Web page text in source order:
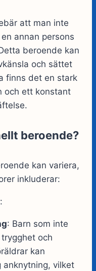
att man inte
annan persons
beroende kan
och sättet
finns det en stark
och ett konstant
beroende?
kan variera,
inkluderar:
:
: Barn som inte
och
kan
anknytning, vilket